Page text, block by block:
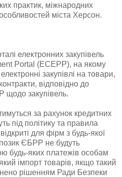
практик, міжнародних
міста Херсон.
електронних закупівель
Portal (ECEPP), на якому
закупівлі на товари,
відповідно до
щодо закупівель.
за рахунок кредитних
під політику та правила
для фірм з будь-якої
ЄБРР не будуть
будь-яких платежів особам
імпорт товарів, якщо такий
рішенням Ради Безпеки